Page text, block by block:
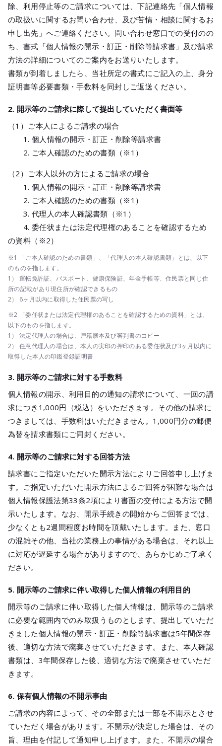
除、利用停止等のご請求については、下記連絡先「個人情報
の取扱いに関するお問い合わせ、及び苦情・相談に関するお
申し出先」へご連絡ください。問い合わせ窓口での受付のの
ち、書式「個人情報の開示・訂正・削除等請求書」及び請求
方法の詳細についてのご案内をお送りいたします。
書類が到着しましたら、当社所定の書式にご記入の上、身分
証明書等必要書類・手数料を同封しご返送ください。
2. 開示等のご請求に際して提出していただく書面等
（1）ご本人によるご請求の場合
1. 個人情報の開示・訂正・削除等請求書
2. ご本人確認のための書類（※1）
（2）ご本人以外の方によるご請求の場合
1. 個人情報の開示・訂正・削除等請求書
2. ご本人確認のための書類（※1）
3. 代理人の本人確認書類（※1）
4. 委任状または法定代理権のあることを確認するため
の資料（※2）
※1 「ご本人確認のための書類」、「代理人の本人確認書類」とは、以下
のものを指します。
1） 運転免許証、パスポート、健康保険証、年金手帳等、住民票と同じ住
所の記載があり現住所が確認できるもの
2） 6ヶ月以内に取得した住民票の写し
※2 「委任状または法定代理権のあることを確認するための資料」とは、
以下のものを指します。
1） 法定代理人の場合は、戸籍謄本及び審判書のコピー
2） 任意代理人の場合は、本人の実印の押印のある委任状及び3ヶ月以内に
取得した本人の印鑑登録証明書
3. 開示等のご請求に対する手数料
個人情報の開示、利用目的の通知の請求について、一回の請
求につき1,000円（税込）をいただきます。その他の請求に
つきましては、手数料はいただきません。1,000円分の郵便
為替を請求書類にご同封ください。
4. 開示等のご請求に対する回答方法
請求書にご指定いただいた開示方法によりご回答申し上げま
す。ご指定いただいた開示方法によるご回答が困難な場合は
個人情報保護法第33条2項により書面の交付による方法で開
示いたします。なお、開示手続きの開始からご回答までは、
少なくとも2週間程度お時間を頂戴いたします。また、窓口
の混雑その他、当社の業務上の事情がある場合は、それ以上
に対応が遅延する場合がありますので、あらかじめご了承く
ださい。
5. 開示等のご請求に伴い取得した個人情報の利用目的
開示等のご請求に伴い取得した個人情報は、開示等のご請求
に必要な範囲内でのみ取扱うものとします。提出していただ
きました個人情報の開示・訂正・削除等請求書は5年間保存
後、適切な方法で廃棄させていただきます。また、本人確認
書類は、3年間保存した後、適切な方法で廃棄させていただ
きます。
6. 保有個人情報の不開示事由
ご請求の内容によって、その全部または一部を不開示とさせ
ていただく場合があります。不開示が決定した場合は、その
旨、理由を付記して通知申し上げます。また、不開示の場合